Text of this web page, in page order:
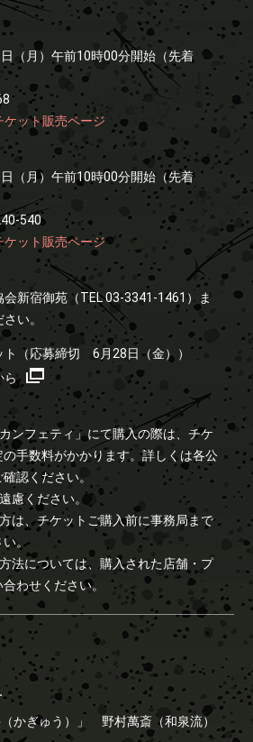
日（月）午前10時00分開始（先着
ケット販売ページ
日（月）午前10時00分開始（先着
540
ケット販売ページ
新宿御苑（TEL 03-3341-1461）ま
い。
ト（応募締切 6月28日（金））
ら
ンフェティ」にて購入の際は、チケ
手数料がかかります。詳しくは各公
認ください。
慮ください。
は、チケットご購入前に事務局まで
い。
法については、購入された店舗・プ
わせください。
（かぎゅう）」 野村萬斎（和泉流）